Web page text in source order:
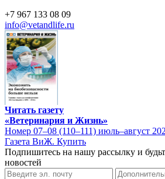
+7 967 133 08 09
info@vetandlife.ru
Читать газету
«Ветеринария и Жизнь»
Номер 07–08 (110–111) июль–август
Газета ВиЖ. Купить
Подпишитесь на нашу рассылку и
новостей